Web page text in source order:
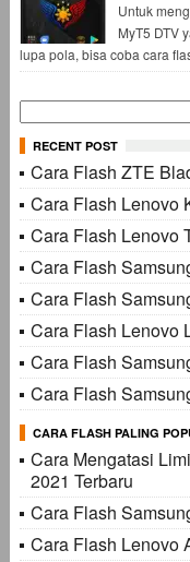
Untuk
MyT5 DTV
lupa pola, bisa coba cara
Cari
untuk:
RECENT POST
Cara Flash ZTE
Cara Flash Lenovo
Cara Flash Lenovo
Cara Flash
Cara Flash
Cara Flash Lenovo
Cara Flash
Cara Flash
CARA FLASH PALING
Cara Mengatasi
2021 Terbaru
Cara Flash
Cara Flash Lenovo